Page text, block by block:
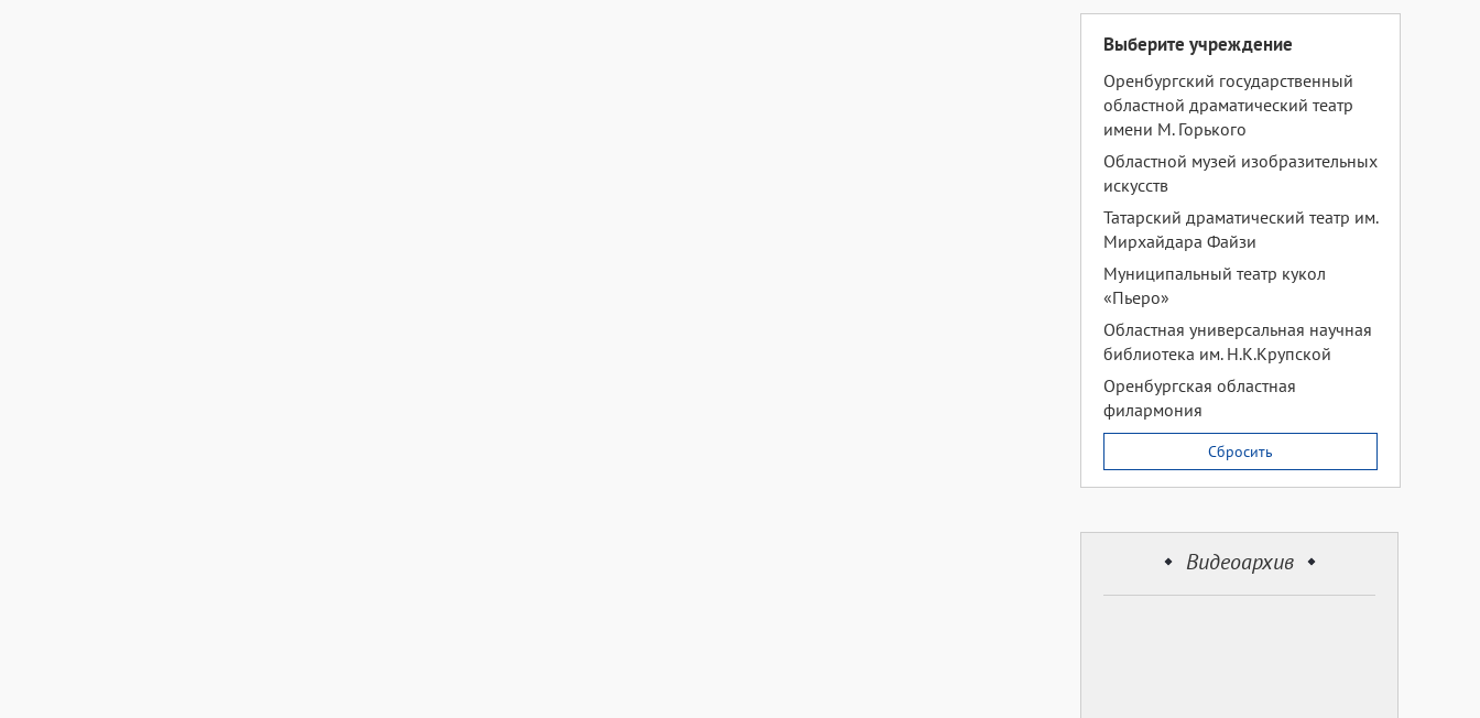
Выберите учреждение
Оренбургский государственный
областной драматический театр
имени М. Горького
Областной музей изобразительных
искусств
Татарский драматический театр им.
Мирхайдара Файзи
Муниципальный театр кукол
«Пьеро»
Областная универсальная научная
библиотека им. Н.К.Крупской
Оренбургская областная
филармония
Сбросить
Видеоархив